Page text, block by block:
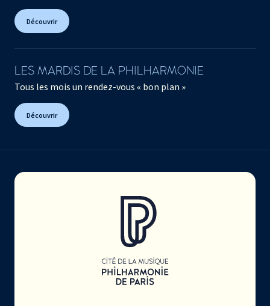
Découvrir
LES MARDIS DE LA PHILHARMONIE
Tous les mois un rendez-vous « bon plan »
Découvrir